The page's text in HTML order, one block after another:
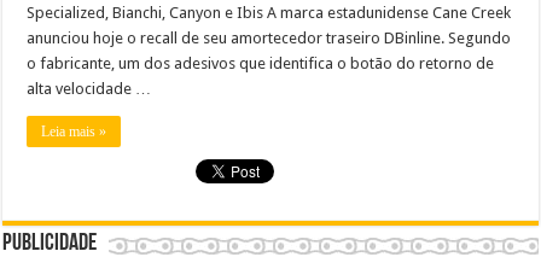
Specialized, Bianchi, Canyon e Ibis A marca estadunidense Cane Creek
anunciou hoje o recall de seu amortecedor traseiro DBinline. Segundo
o fabricante, um dos adesivos que identifica o botão do retorno de
alta velocidade …
Leia mais »
Publicidade